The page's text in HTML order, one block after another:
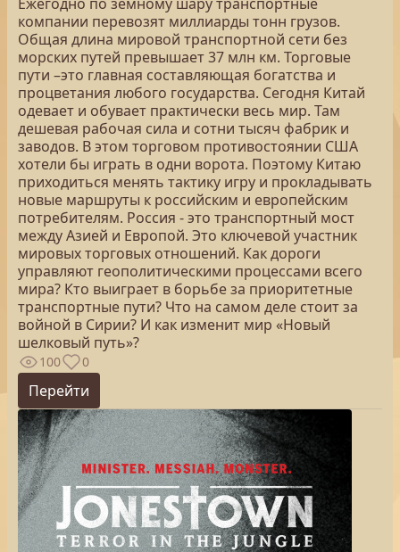
компании перевозят миллиарды тонн грузов.
Общая длина мировой транспортной сети без
морских путей превышает 37 млн км. Торговые
пути –это главная составляющая богатства и
процветания любого государства. Сегодня Китай
одевает и обувает практически весь мир. Там
дешевая рабочая сила и сотни тысяч фабрик и
заводов. В этом торговом противостоянии США
хотели бы играть в одни ворота. Поэтому Китаю
приходиться менять тактику игру и прокладывать
новые маршруты к российским и европейским
потребителям. Россия - это транспортный мост
между Азией и Европой. Это ключевой участник
мировых торговых отношений. Как дороги
управляют геополитическими процессами всего
мира? Кто выиграет в борьбе за приоритетные
транспортные пути? Что на самом деле стоит за
войной в Сирии? И как изменит мир «Новый
шелковый путь»?
100 0
Перейти